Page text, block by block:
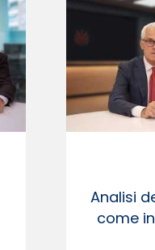
Analisi
come